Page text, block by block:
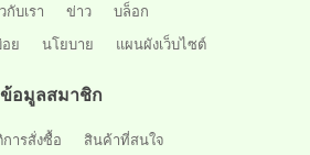
กับเรา ข่าว
บล็อก
ย
นโยบาย แผนผังเว็บไซต์
ข้อมูลสมาชิก
การสั่งซื้อ
สินค้าที่สนใจ